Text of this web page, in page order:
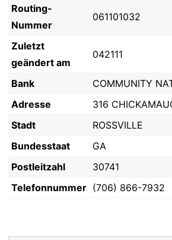
Routing-
Nummer
061101032
Zuletzt
geändert am
042111
Bank
COMMUNITY
Adresse
316
Stadt
ROSSVILLE
Bundesstaat
GA
Postleitzahl
30741
Telefonnummer (706) 866-7932